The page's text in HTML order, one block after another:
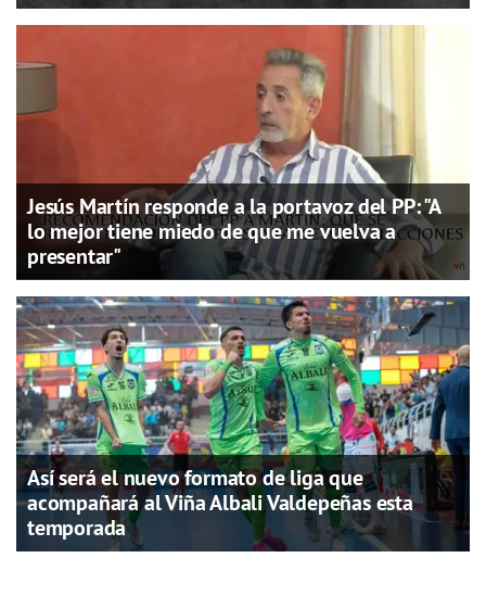
Jesús Martín responde a la portavoz del PP: "A
lo mejor tiene miedo de que me vuelva a
presentar"
Así será el nuevo formato de liga que
acompañará al Viña Albali Valdepeñas esta
temporada